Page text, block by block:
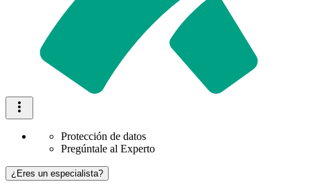
Protección de datos
Pregúntale al Experto
¿Eres un especialista?